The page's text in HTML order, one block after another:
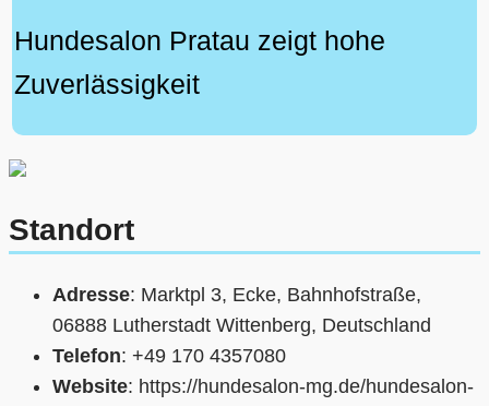
Hundesalon Pratau zeigt hohe
Zuverlässigkeit
Standort
Adresse: Marktpl 3, Ecke, Bahnhofstraße,
06888 Lutherstadt Wittenberg, Deutschland
Telefon: +49 170 4357080
Website: https://hundesalon-mg.de/hundesalon-